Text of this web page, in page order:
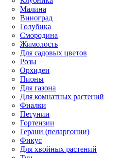
Малина
Виноград
Голубика
Смородина
Жимолость
Для садовых цветов
Розы
Орхидеи
Пионы
Для газона
Для комнатных растений
Фиалки
Петунии
Гортензии
Герани (пеларгонии)
Фикус
Для хвойных растений